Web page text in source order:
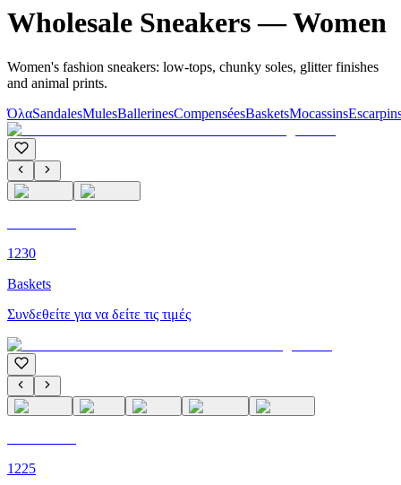
Wholesale Sneakers — Women
Women's fashion sneakers: low-tops, chunky soles, glitter finishes
and animal prints.
ΌλαSandalesMulesBallerinesCompenséesBasketsMocassins
1230
Baskets
Συνδεθείτε για να δείτε τις τιμές
1225